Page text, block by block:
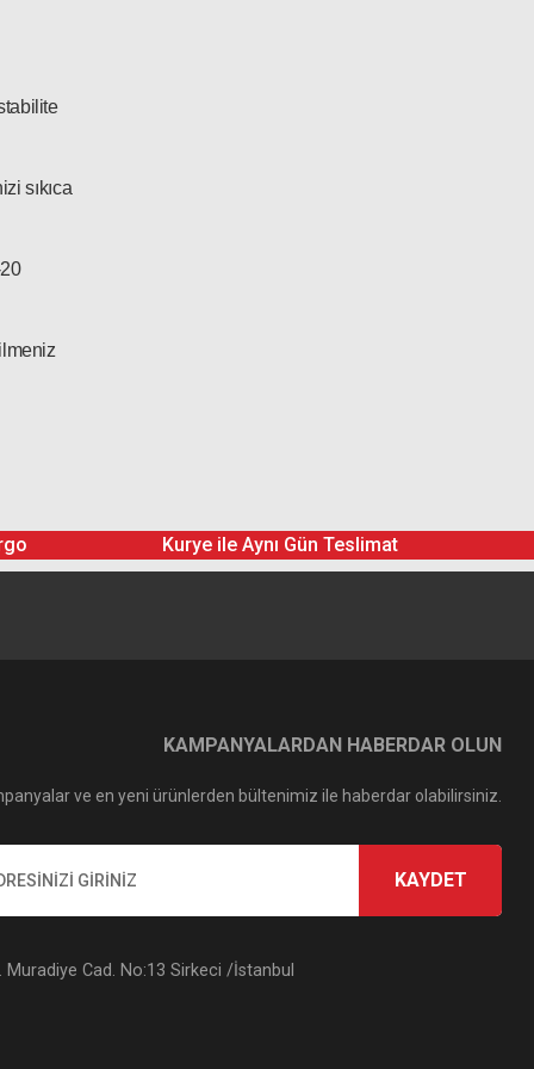
sıkıca
Kurye ile Aynı Gün Teslimat
KAMPANYALARDAN HABERDAR OLUN
ve en yeni ürünlerden bültenimiz ile haberdar olabilirsiniz.
KAYDET
Muradiye Cad. No:13 Sirkeci /İstanbul